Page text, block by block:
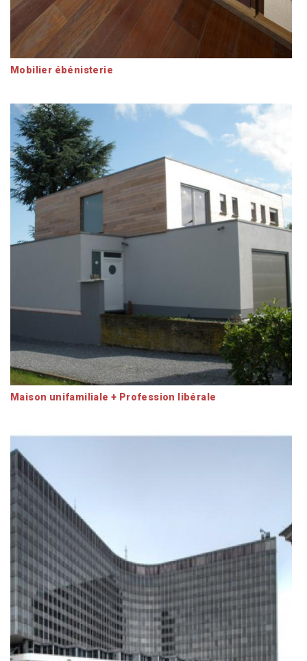
Mobilier ébénisterie
Maison unifamiliale + Profession libérale